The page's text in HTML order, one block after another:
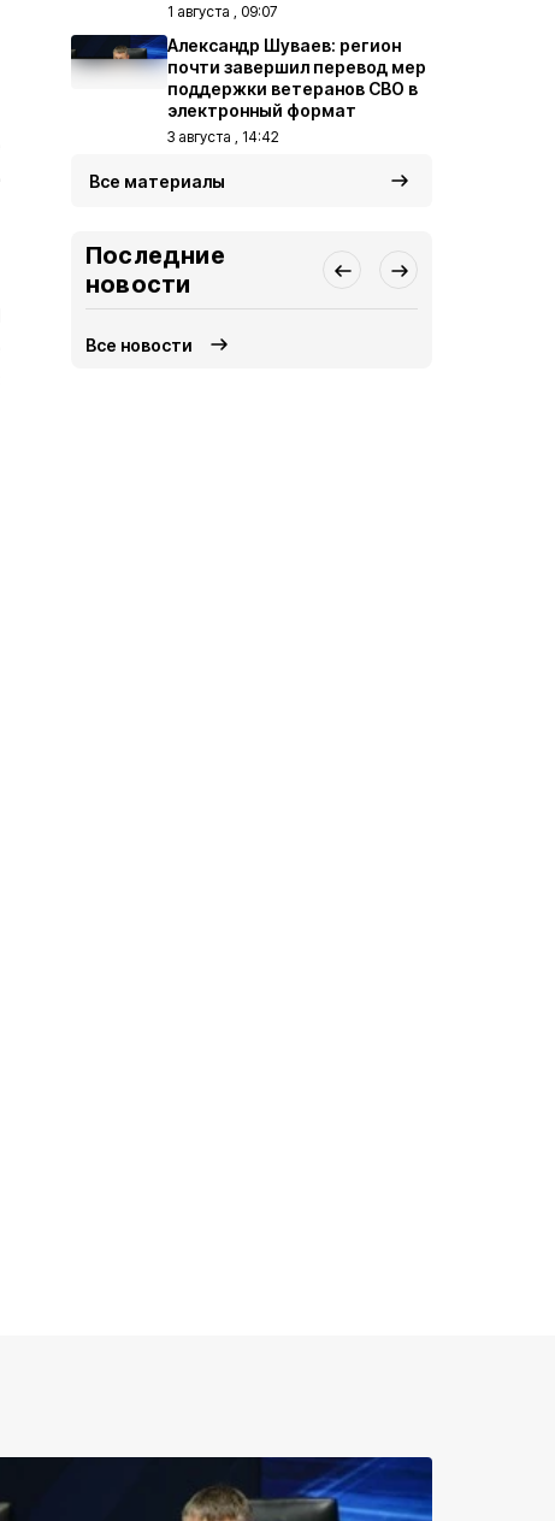
1 августа , 09:07
Александр Шуваев: регион
почти завершил перевод мер
поддержки ветеранов СВО в
электронный формат
3 августа , 14:42
Все материалы
Последние
новости
Все новости